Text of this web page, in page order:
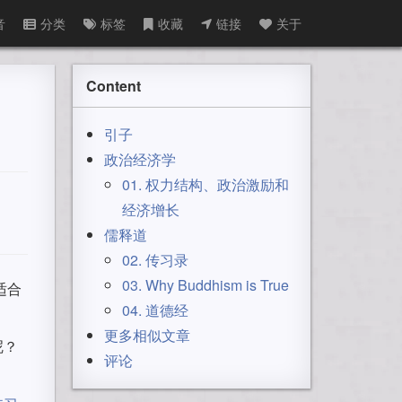
分类 标签 收藏 链接 关于
合
Content
引子
政治经济学
01. 权力结构、政治激励和
经济增长
儒释道
02. 传习录
03. Why Buddhism is True
04. 道德经
更多相似文章
评论